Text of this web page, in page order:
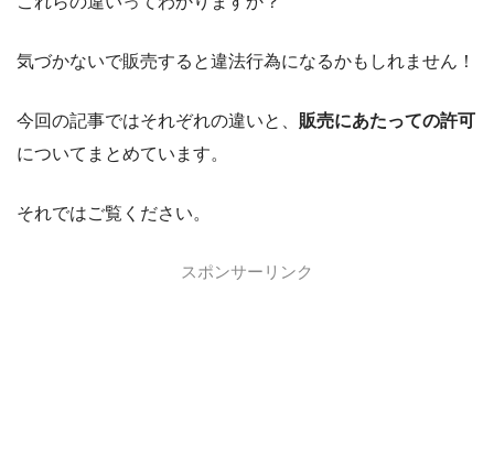
気づかないで販売すると違法行為になるかもしれません！
今回の記事ではそれぞれの違いと、 販売にあたっての許可
についてまとめています。
それではご覧ください。
スポンサーリンク